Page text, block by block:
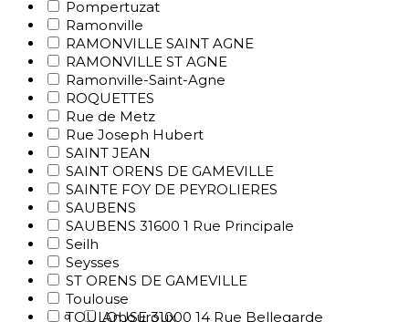
Pompertuzat
Ramonville
RAMONVILLE SAINT AGNE
RAMONVILLE ST AGNE
Ramonville-Saint-Agne
ROQUETTES
Rue de Metz
Rue Joseph Hubert
SAINT JEAN
SAINT ORENS DE GAMEVILLE
SAINTE FOY DE PEYROLIERES
SAUBENS
SAUBENS 31600 1 Rue Principale
Seilh
Seysses
ST ORENS DE GAMEVILLE
Toulouse
Amouroux
TOULOUSE 31000 14 Rue Bellegarde